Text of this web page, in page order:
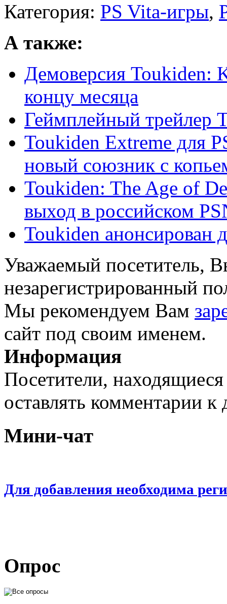
Категория: PS Vita-игры,
А также:
Демоверсия Toukiden:
концу месяца
Геймплейный трейлер
Toukiden Extreme для
новый союзник с
Toukiden: The Age of
выход в российском
Toukiden анонсирован
Уважаемый посетитель,
незарегистрированный
Мы рекомендуем Вам
сайт под своим именем.
Информация
Посетители,
оставлять комментарии
Мини-чат
Для добавления необходима
Опрос